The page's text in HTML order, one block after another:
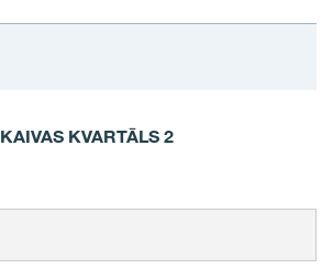
KAIVAS KVARTĀLS 2